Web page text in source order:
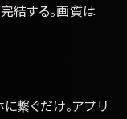
結する。画質は
繋ぐだけ。アプリ